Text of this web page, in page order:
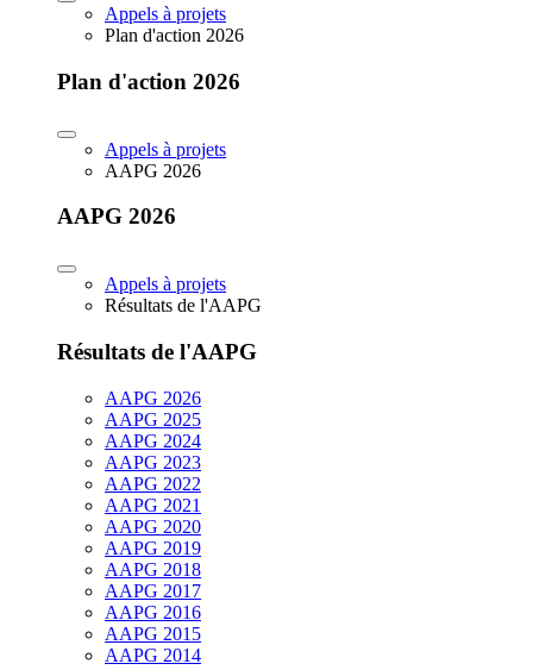
Appels à projets
Plan d'action 2026
Plan d'action 2026
Appels à projets
AAPG 2026
AAPG 2026
Appels à projets
Résultats de l'AAPG
Résultats de l'AAPG
AAPG 2026
AAPG 2025
AAPG 2024
AAPG 2023
AAPG 2022
AAPG 2021
AAPG 2020
AAPG 2019
AAPG 2018
AAPG 2017
AAPG 2016
AAPG 2015
AAPG 2014